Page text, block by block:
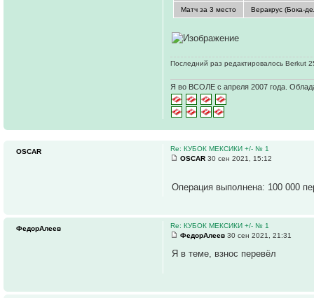
Матч за 3 место Веракрус (Бока-
Последний раз редактировалось Berkut
Я во ВСОЛЕ с апреля 2007 года.
Re: КУБОК МЕКСИКИ +/- № 1
OSCAR 30 сен 2021, 15:12
Операция выполнена: 100 000
OSCAR
Re: КУБОК МЕКСИКИ +/- № 1
ФедорАлеев 30 сен 2021, 21:31
Я в теме, взнос перевёл
ФедорАлеев